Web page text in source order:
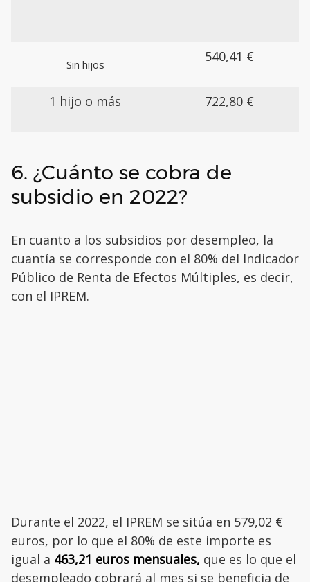
Sin hijos 540,41 €
1 hijo o más 722,80 €
6. ¿Cuánto se cobra de
subsidio en 2022?
En cuanto a los subsidios por desempleo, la
cuantía se corresponde con el 80% del Indicador
Público de Renta de Efectos Múltiples, es decir,
con el IPREM.
Durante el 2022, el IPREM se sitúa en 579,02 €
euros, por lo que el 80% de este importe es
igual a 463,21 euros mensuales, que es lo que el
desempleado cobrará al mes si se beneficia de